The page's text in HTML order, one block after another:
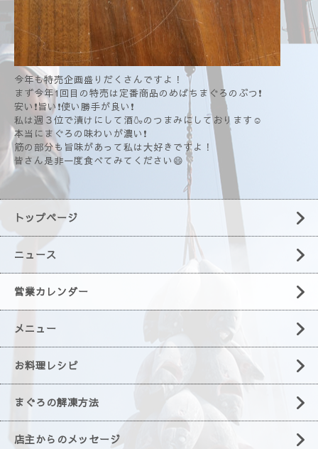
今年も特売企画盛りだくさんですよ！
まず今年1回目の特売は定番商品のめばちまぐろのぶつ❗
安い❗旨い❗使い勝手が良い❗
私は週３位で漬けにして酒🍶のつまみにしております☺️
本当にまぐろの味わいが濃い❗
筋の部分も旨味があって私は大好きですよ！
皆さん是非一度食べてみてください😄
トップページ
ニュース
営業カレンダー
メニュー
お料理レシピ
まぐろの解凍方法
店主からのメッセージ